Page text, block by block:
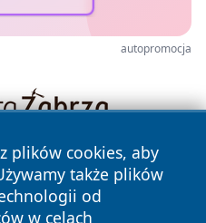
autopromocja
plików cookies, aby
także plików
od
w celach